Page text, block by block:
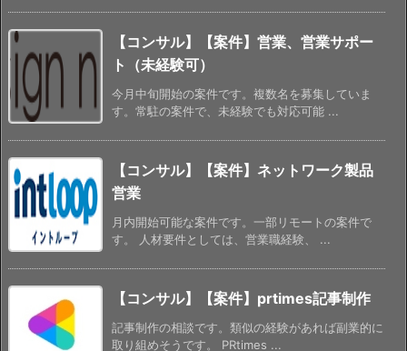
【コンサル】【案件】営業、営業サポー
ト（未経験可）
今月中旬開始の案件です。複数名を募集していま
す。常駐の案件で、未経験でも対応可能 ...
【コンサル】【案件】ネットワーク製品
営業
月内開始可能な案件です。一部リモートの案件で
す。 人材要件としては、営業職経験、 ...
【コンサル】【案件】prtimes記事制作
記事制作の相談です。類似の経験があれば副業的に
取り組めそうです。 PRtimes ...